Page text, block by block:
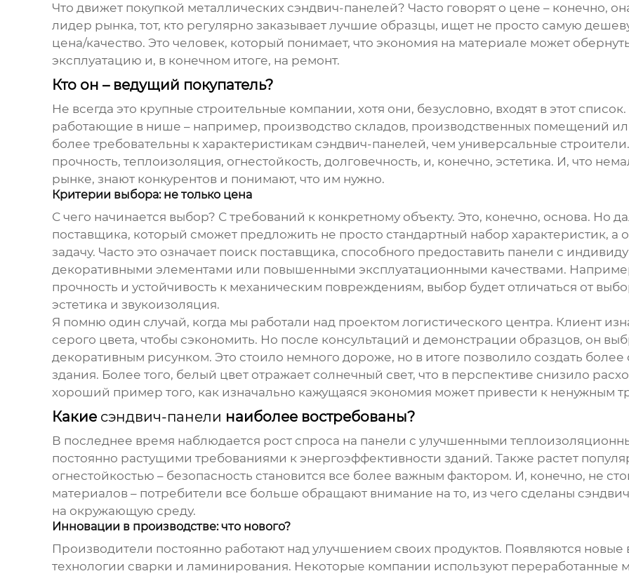
Что движет покупкой металлических сэндвич-панелей? Часто говорят о цене – конечно,
лидер рынка, тот, кто регулярно заказывает лучшие образцы, ищет не просто самую
цена/качество. Это человек, который понимает, что экономия на материале может
эксплуатацию и, в конечном итоге, на ремонт.
Кто он – ведущий покупатель?
Не всегда это крупные строительные компании, хотя они, безусловно, входят в этот
работающие в нише – например, производство складов, производственных помещений
более требовательны к характеристикам сэндвич-панелей, чем универсальные
прочность, теплоизоляция, огнестойкость, долговечность, и, конечно, эстетика. И, что
рынке, знают конкурентов и понимают, что им нужно.
Критерии выбора: не только цена
С чего начинается выбор? С требований к конкретному объекту. Это, конечно, основа. Но
поставщика, который сможет предложить не просто стандартный набор характеристик,
задачу. Часто это означает поиск поставщика, способного предоставить панели с
декоративными элементами или повышенными эксплуатационными качествами.
прочность и устойчивость к механическим повреждениям, выбор будет отличаться от
эстетика и звукоизоляция.
Я помню один случай, когда мы работали над проектом логистического центра. Клиент
серого цвета, чтобы сэкономить. Но после консультаций и демонстрации образцов, он
декоративным рисунком. Это стоило немного дороже, но в итоге позволило создать
здания. Более того, белый цвет отражает солнечный свет, что в перспективе снизило
хороший пример того, как изначально кажущаяся экономия может привести к ненужным
Какие сэндвич-панели наиболее востребованы?
В последнее время наблюдается рост спроса на панели с улучшенными
постоянно растущими требованиями к энергоэффективности зданий. Также растет
огнестойкостью – безопасность становится все более важным фактором. И, конечно, не
материалов – потребители все больше обращают внимание на то, из чего сделаны
на окружающую среду.
Инновации в производстве: что нового?
Производители постоянно работают над улучшением своих продуктов. Появляются
технологии сварки и ламинирования. Некоторые компании используют переработанные